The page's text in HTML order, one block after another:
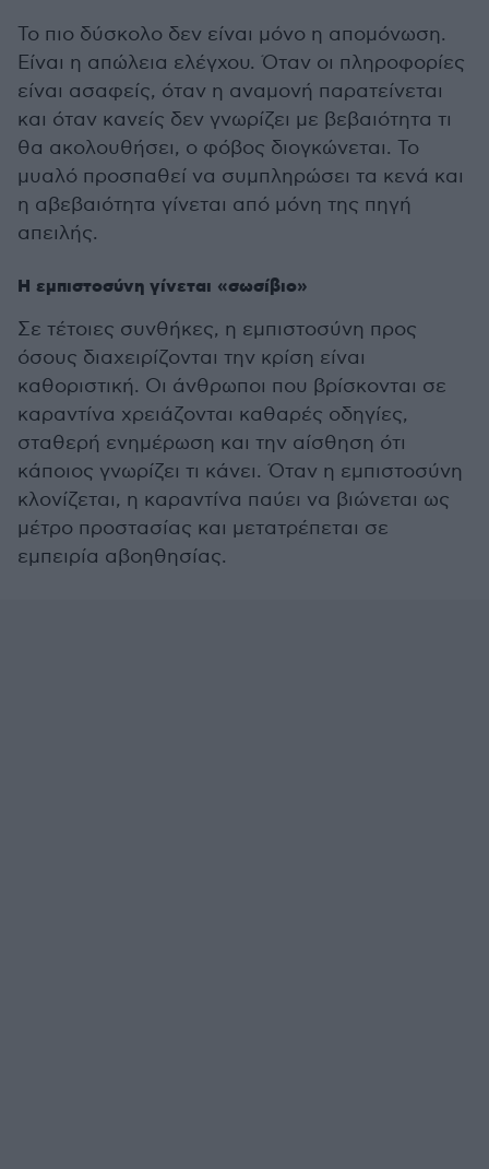
Το πιο δύσκολο δεν είναι μόνο η απομόνωση.
Είναι η απώλεια ελέγχου. Όταν οι πληροφορίες
είναι ασαφείς, όταν η αναμονή παρατείνεται
και όταν κανείς δεν γνωρίζει με βεβαιότητα τι
θα ακολουθήσει, ο φόβος διογκώνεται. Το
μυαλό προσπαθεί να συμπληρώσει τα κενά και
η αβεβαιότητα γίνεται από μόνη της πηγή
απειλής.
Η εμπιστοσύνη γίνεται «σωσίβιο»
Σε τέτοιες συνθήκες, η εμπιστοσύνη προς
όσους διαχειρίζονται την κρίση είναι
καθοριστική. Οι άνθρωποι που βρίσκονται σε
καραντίνα χρειάζονται καθαρές οδηγίες,
σταθερή ενημέρωση και την αίσθηση ότι
κάποιος γνωρίζει τι κάνει. Όταν η εμπιστοσύνη
κλονίζεται, η καραντίνα παύει να βιώνεται ως
μέτρο προστασίας και μετατρέπεται σε
εμπειρία αβοηθησίας.